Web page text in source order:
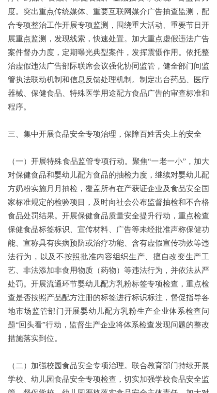
度。突出重点传统媒体、重要互联网媒介广告抽查监测，配
合专项整治工作开展专项监测，围绕重大活动、重要节日开
展重点监测，发现线索，快速处置。加大重点虚假违法广告
案件督办力度，定期曝光典型案件，发挥震慑作用。依托整
治虚假违法广告部际联席会议强化协同监管，健全部门间监
管执法联动机制和信息反馈处理机制。制定出台药品、医疗
器械、保健食品、特殊医学用途配方食品广告的审查标准和
程序。
三、集中开展食品安全专项治理，保障百姓舌尖上的安全
（一）开展特殊食品监管专项行动。聚焦“一老一小”，加大
对保健食品和婴幼儿配方食品的抽检力度，继续对婴幼儿配
方奶粉实施月月抽检，覆盖所有在产获证企业及食品安全国
家标准规定的检验项目，及时向社会公布监督抽检和不合格
食品处罚结果。开展保健食品质量安全提升行动，重点检查
保健食品标签标识、宣传材料、广告等未经批准声称保健功
能、宣称具有疾病预防或治疗功能、含有虚假宣传功效等违
法行为，以及不按照批准内容组织生产、擅自改变生产工
艺、非法添加非食用物质（药物）等违法行为，并依法从严
处罚。开展流通环节婴幼儿配方乳粉标签专项检查，重点检
查是否按照产品配方注册的标签进行标识标注，督促指导各
地市场监管部门开展婴幼儿配方乳粉生产企业体系检查问
题“回头看”行动，监督生产企业将体系检查发现问题的整改
措施落实到位。
（二）加强校园食品安全专项治理。联合教育部门持续开展
学校、幼儿园食品安全专项检查，切实加强学校食品安全监